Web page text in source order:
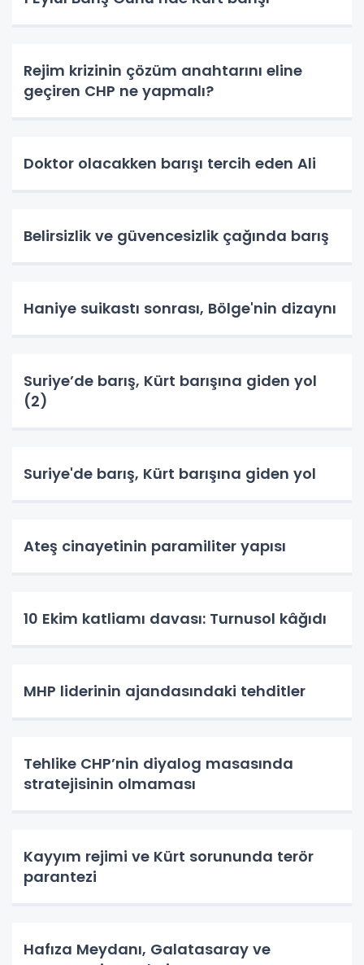
Rejim krizinin çözüm anahtarını eline
geçiren CHP ne yapmalı?
Doktor olacakken barışı tercih eden Ali
Belirsizlik ve güvencesizlik çağında barış
Haniye suikastı sonrası, Bölge'nin dizaynı
Suriye’de barış, Kürt barışına giden yol
(2)
Suriye'de barış, Kürt barışına giden yol
Ateş cinayetinin paramiliter yapısı
10 Ekim katliamı davası: Turnusol kâğıdı
MHP liderinin ajandasındaki tehditler
Tehlike CHP’nin diyalog masasında
stratejisinin olmaması
Kayyım rejimi ve Kürt sorununda terör
parantezi
Hafıza Meydanı, Galatasaray ve